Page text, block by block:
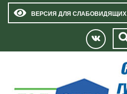
ВЕРСИЯ ДЛЯ СЛАБОВИДЯЩИХ